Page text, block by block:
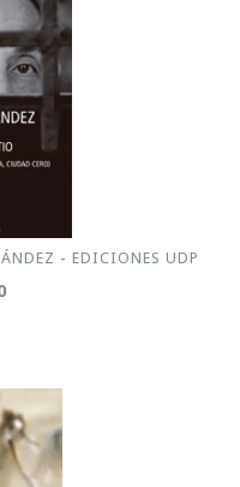
- EDICIONES UDP